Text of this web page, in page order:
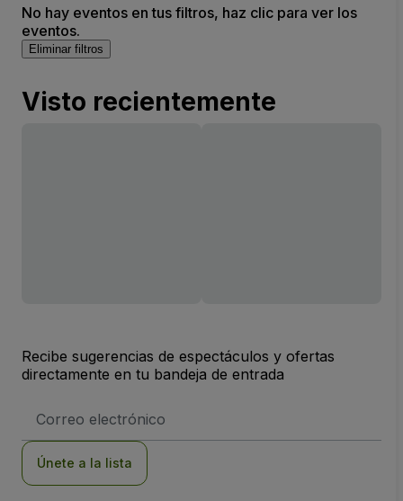
No hay eventos en tus filtros, haz clic para ver los
eventos.
Eliminar filtros
Visto recientemente
Recibe sugerencias de espectáculos y ofertas
directamente en tu bandeja de entrada
de
Únete a la lista